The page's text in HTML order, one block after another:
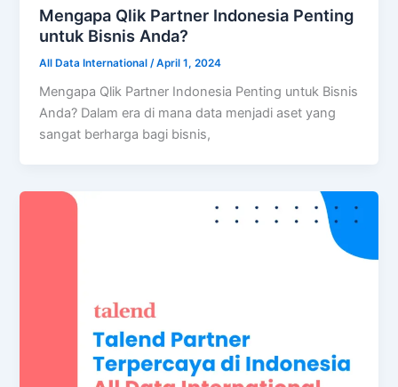
Mengapa Qlik Partner Indonesia Penting
untuk Bisnis Anda?
All Data International /April 1, 2024
Mengapa Qlik Partner Indonesia Penting untuk Bisnis
Anda? Dalam era di mana data menjadi aset yang
sangat berharga bagi bisnis,